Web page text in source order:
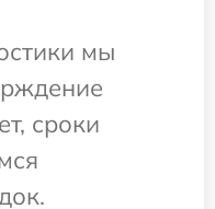
мы
сроки